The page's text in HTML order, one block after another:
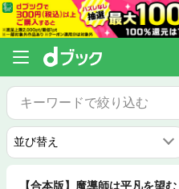
【合本版】魔導師は平凡を望